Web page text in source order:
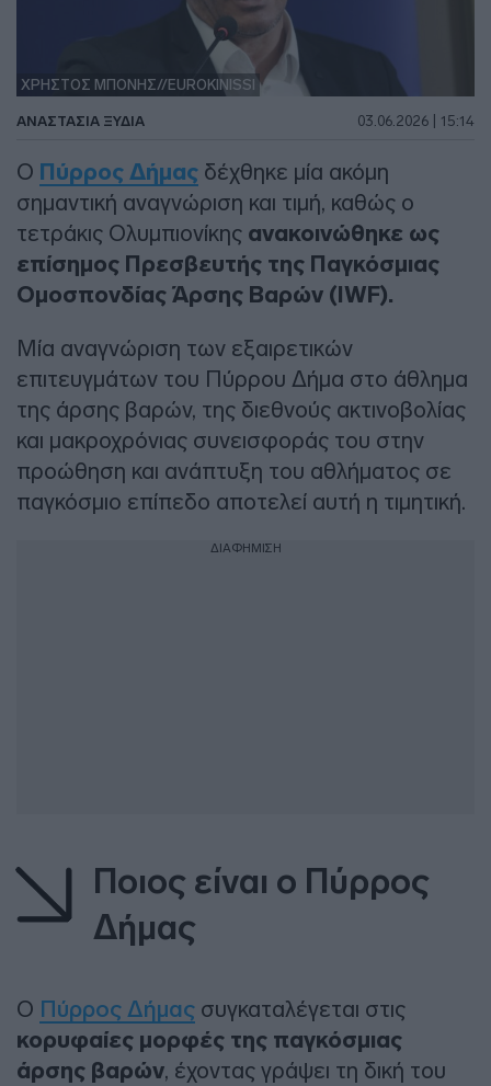
ΧΡΗΣΤΟΣ ΜΠΟΝΗΣ//EUROKINISSI
ΑΝΑΣΤΑΣΊΑ ΞΥΔΙΆ 03.06.2026 | 15:14
Ο Πύρρος Δήμας δέχθηκε μία ακόμη
σημαντική αναγνώριση και τιμή, καθώς ο
τετράκις Ολυμπιονίκης ανακοινώθηκε ως
επίσημος Πρεσβευτής της Παγκόσμιας
Ομοσπονδίας Άρσης Βαρών (IWF).
Μία αναγνώριση των εξαιρετικών
επιτευγμάτων του Πύρρου Δήμα στο άθλημα
της άρσης βαρών, της διεθνούς ακτινοβολίας
και μακροχρόνιας συνεισφοράς του στην
προώθηση και ανάπτυξη του αθλήματος σε
παγκόσμιο επίπεδο αποτελεί αυτή η τιμητική.
ΔΙΑΦΗΜΙΣΗ
Ποιος είναι ο Πύρρος
Δήμας
Ο Πύρρος Δήμας συγκαταλέγεται στις
κορυφαίες μορφές της παγκόσμιας
άρσης βαρών, έχοντας γράψει τη δική του